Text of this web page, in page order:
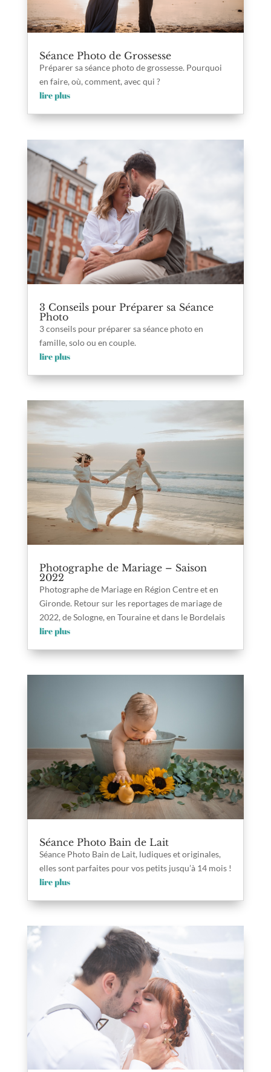
Séance Photo de Grossesse
Préparer sa séance photo de grossesse. Pourquoi
en faire, où, comment, avec qui ?
lire plus
3 Conseils pour Préparer sa Séance
Photo
3 conseils pour préparer sa séance photo en
famille, solo ou en couple.
lire plus
Photographe de Mariage – Saison
2022
Photographe de Mariage en Région Centre et en
Gironde. Retour sur les reportages de mariage de
2022, de Sologne, en Touraine et dans le Bordelais
lire plus
Séance Photo Bain de Lait
Séance Photo Bain de Lait, ludiques et originales,
elles sont parfaites pour vos petits jusqu’à 14 mois !
lire plus